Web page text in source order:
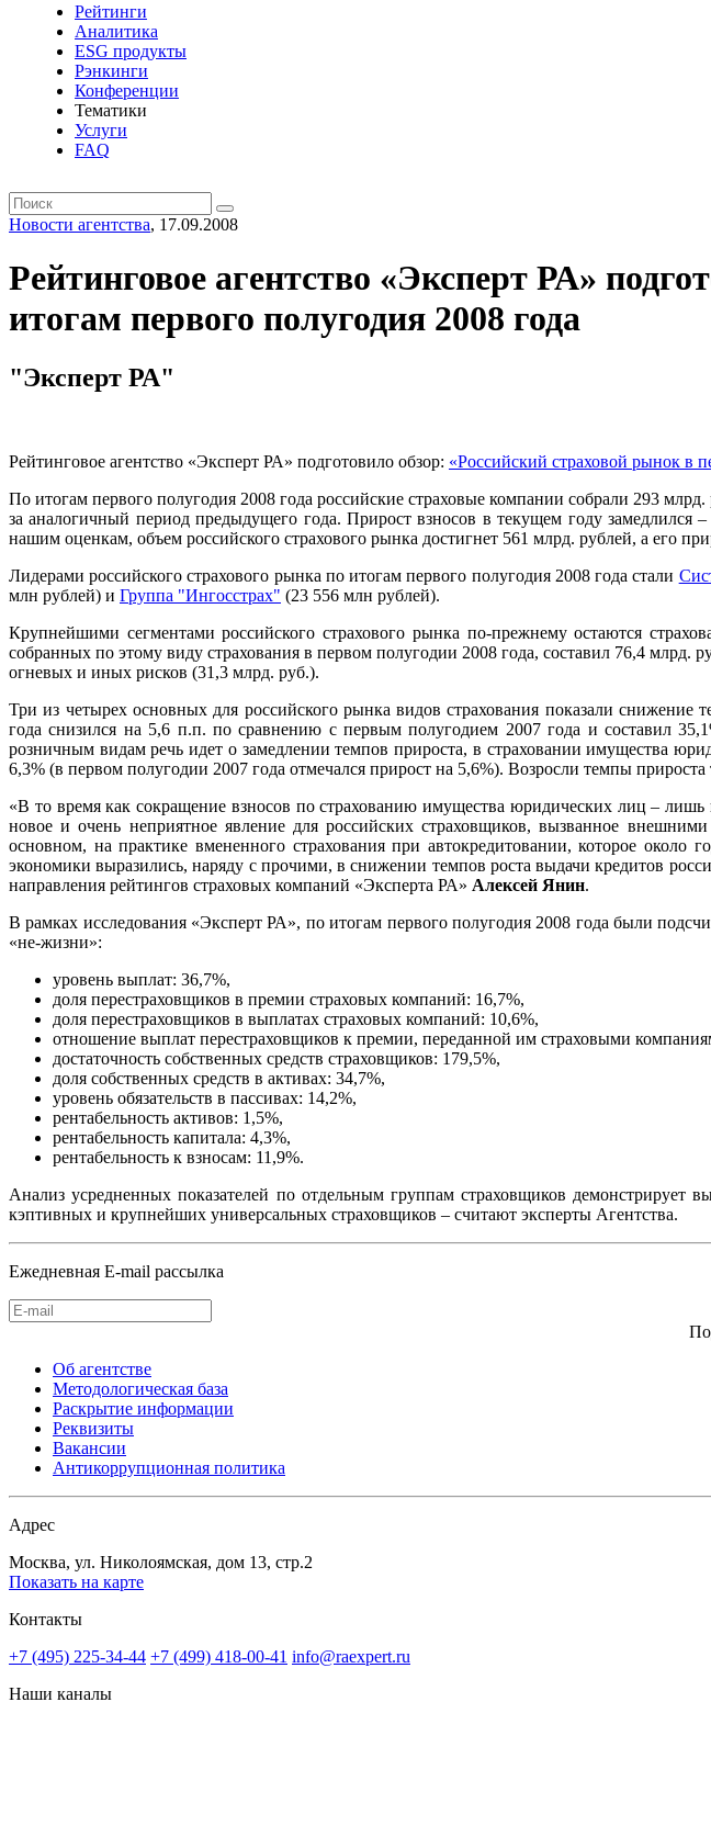
Рейтинги
Аналитика
ESG продукты
Рэнкинги
Конференции
Тематики
Услуги
FAQ
Новости агентства, 17.09.2008
Рейтинговое агентство «Эксперт РА»
итогам первого полугодия 2008 года
"Эксперт РА"
Рейтинговое агентство «Эксперт РА» подготовило обзор: «Российский страховой рынок в
По итогам первого полугодия 2008 года российские страховые компании собрали 293
за аналогичный период предыдущего года. Прирост взносов в текущем году
нашим оценкам, объем российского страхового рынка достигнет 561 млрд. рублей, а его
Лидерами российского страхового рынка по итогам первого полугодия 2008 года стали
млн рублей) и Группа "Ингосстрах" (23 556 млн рублей).
Крупнейшими сегментами российского страхового рынка по-прежнему остаются
собранных по этому виду страхования в первом полугодии 2008 года, составил 76,4 млрд.
огневых и иных рисков (31,3 млрд. руб.).
Три из четырех основных для российского рынка видов страхования показали
года снизился на 5,6 п.п. по сравнению с первым полугодием 2007 года и составил
розничным видам речь идет о замедлении темпов прироста, в страховании имущества
6,3% (в первом полугодии 2007 года отмечался прирост на 5,6%). Возросли темпы
«В то время как сокращение взносов по страхованию имущества юридических лиц –
новое и очень неприятное явление для российских страховщиков, вызванное
основном, на практике вмененного страхования при автокредитовании, которое около
экономики выразились, наряду с прочими, в снижении темпов роста выдачи кредитов
направления рейтингов страховых компаний «Эксперта РА» Алексей Янин.
В рамках исследования «Эксперт РА», по итогам первого полугодия 2008 года были
«не-жизни»:
уровень выплат: 36,7%,
доля перестраховщиков в премии страховых компаний: 16,7%,
доля перестраховщиков в выплатах страховых компаний: 10,6%,
отношение выплат перестраховщиков к премии, переданной им страховыми
достаточность собственных средств страховщиков: 179,5%,
доля собственных средств в активах: 34,7%,
уровень обязательств в пассивах: 14,2%,
рентабельность активов: 1,5%,
рентабельность капитала: 4,3%,
рентабельность к взносам: 11,9%.
Анализ усредненных показателей по отдельным группам страховщиков демонстрирует
кэптивных и крупнейших универсальных страховщиков – считают эксперты Агентства.
Ежедневная E-mail рассылка
Об агентстве
Методологическая база
Раскрытие информации
Реквизиты
Вакансии
Антикоррупционная политика
Адрес
Москва, ул. Николоямская, дом 13, стр.2
Показать на карте
Контакты
+7 (495) 225-34-44 +7 (499) 418-00-41 info@raexpert.ru
Наши каналы